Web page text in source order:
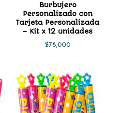
Burbujero
Personalizado con
Tarjeta Personalizada
– Kit x 12 unidades
$78,000